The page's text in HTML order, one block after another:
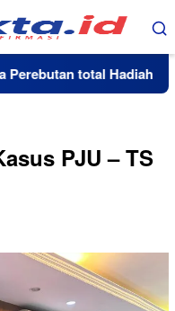
total Hadiah Rp 35 juta
PJU – TS